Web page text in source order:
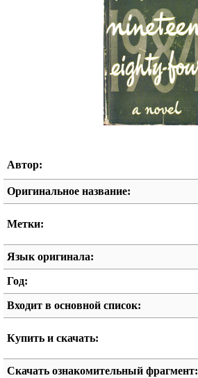
Автор:
Оригинальное название:
Метки:
Язык оригинала:
Год:
Входит в основной список:
Купить и скачать:
Скачать ознакомительный фрагмент: